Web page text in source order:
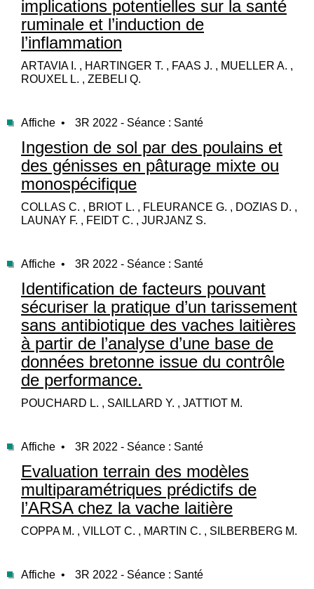
implications potentielles sur la santé
ruminale et l’induction de
l’inflammation
ARTAVIA I. , HARTINGER T. , FAAS J. , MUELLER A. ,
ROUXEL L. , ZEBELI Q.
Affiche • 3R 2022 - Séance : Santé
Ingestion de sol par des poulains et
des génisses en pâturage mixte ou
monospécifique
COLLAS C. , BRIOT L. , FLEURANCE G. , DOZIAS D. ,
LAUNAY F. , FEIDT C. , JURJANZ S.
Affiche • 3R 2022 - Séance : Santé
Identification de facteurs pouvant
sécuriser la pratique d’un tarissement
sans antibiotique des vaches laitières
à partir de l’analyse d’une base de
données bretonne issue du contrôle
de performance.
POUCHARD L. , SAILLARD Y. , JATTIOT M.
Affiche • 3R 2022 - Séance : Santé
Evaluation terrain des modèles
multiparamétriques prédictifs de
l’ARSA chez la vache laitière
COPPA M. , VILLOT C. , MARTIN C. , SILBERBERG M.
Affiche • 3R 2022 - Séance : Santé